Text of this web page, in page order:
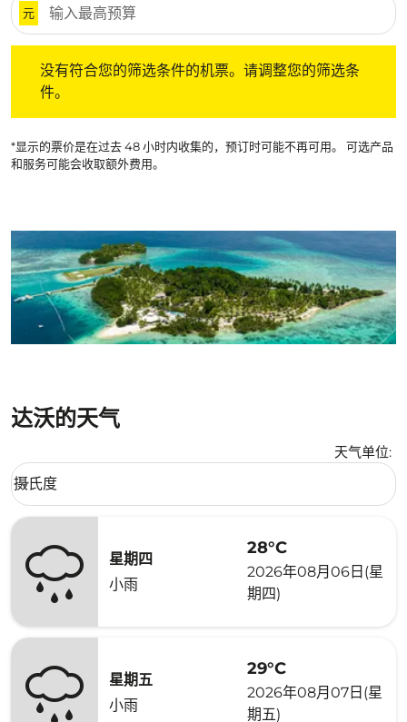
元
没有符合您的筛选条件的机票。请调整您的筛选条
件。
*显示的票价是在过去 48 小时内收集的，预订时可能不再可用。 可选产品
和服务可能会收取额外费用。
达沃的天气
天气单位:
Weather unit option 摄氏度 Selected
摄氏度
keyboard_arrow_down
星期四
小雨
28°C
2026年08月06日(星
期四)
星期五
小雨
29°C
2026年08月07日(星
期五)